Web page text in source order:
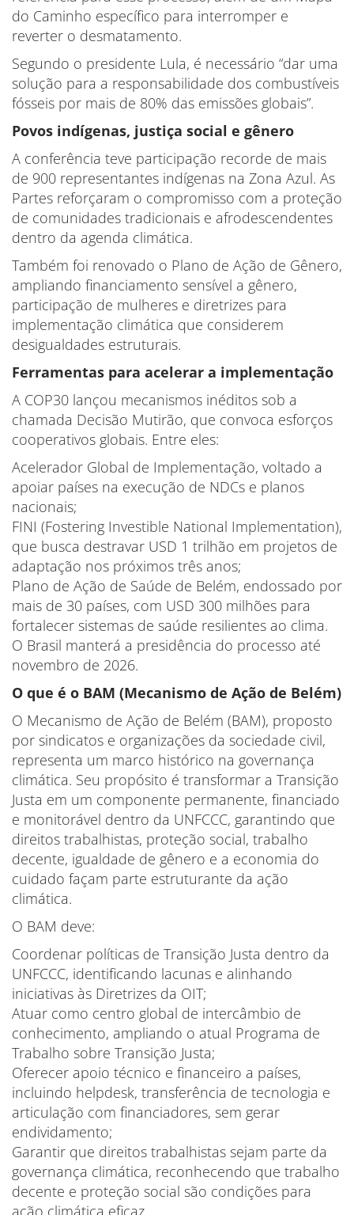
do Caminho específico para interromper e
reverter o desmatamento.
Segundo o presidente Lula, é necessário “dar uma
solução para a responsabilidade dos combustíveis
fósseis por mais de 80% das emissões globais”.
Povos indígenas, justiça social e gênero
A conferência teve participação recorde de mais
de 900 representantes indígenas na Zona Azul. As
Partes reforçaram o compromisso com a proteção
de comunidades tradicionais e afrodescendentes
dentro da agenda climática.
Também foi renovado o Plano de Ação de Gênero,
ampliando financiamento sensível a gênero,
participação de mulheres e diretrizes para
implementação climática que considerem
desigualdades estruturais.
Ferramentas para acelerar a implementação
A COP30 lançou mecanismos inéditos sob a
chamada Decisão Mutirão, que convoca esforços
cooperativos globais. Entre eles:
Acelerador Global de Implementação, voltado a
apoiar países na execução de NDCs e planos
nacionais;
FINI (Fostering Investible National Implementation),
que busca destravar USD 1 trilhão em projetos de
adaptação nos próximos três anos;
Plano de Ação de Saúde de Belém, endossado por
mais de 30 países, com USD 300 milhões para
fortalecer sistemas de saúde resilientes ao clima.
O Brasil manterá a presidência do processo até
novembro de 2026.
O que é o BAM (Mecanismo de Ação de Belém)
O Mecanismo de Ação de Belém (BAM), proposto
por sindicatos e organizações da sociedade civil,
representa um marco histórico na governança
climática. Seu propósito é transformar a Transição
Justa em um componente permanente, financiado
e monitorável dentro da UNFCCC, garantindo que
direitos trabalhistas, proteção social, trabalho
decente, igualdade de gênero e a economia do
cuidado façam parte estruturante da ação
climática.
O BAM deve:
Coordenar políticas de Transição Justa dentro da
UNFCCC, identificando lacunas e alinhando
iniciativas às Diretrizes da OIT;
Atuar como centro global de intercâmbio de
conhecimento, ampliando o atual Programa de
Trabalho sobre Transição Justa;
Oferecer apoio técnico e financeiro a países,
incluindo helpdesk, transferência de tecnologia e
articulação com financiadores, sem gerar
endividamento;
Garantir que direitos trabalhistas sejam parte da
governança climática, reconhecendo que trabalho
decente e proteção social são condições para
ação climática eficaz.